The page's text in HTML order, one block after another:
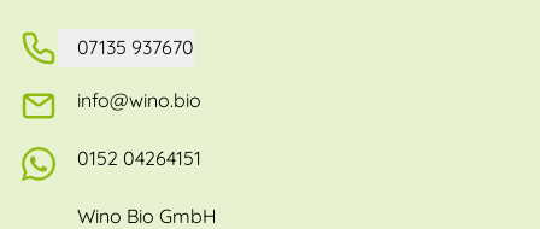
07135 937670
info@wino.bio
0152 04264151
Wino Bio GmbH